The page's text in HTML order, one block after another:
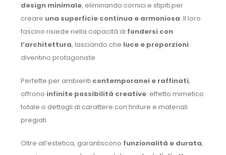
design minimale, eliminando cornici e stipiti per
creare una superficie continua e armoniosa. Il loro
fascino risiede nella capacità di fondersi con
l’architettura, lasciando che luce e proporzioni
diventino protagoniste.
Perfette per ambienti contemporanei e raffinati,
offrono infinite possibilità creative: effetto mimetico
totale o dettagli di carattere con finiture e materiali
pregiati.
Oltre all’estetica, garantiscono funzionalità e durata,